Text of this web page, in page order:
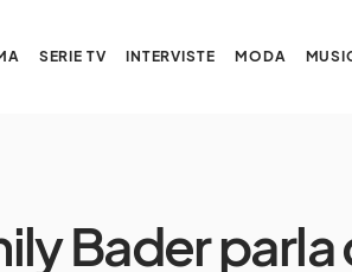
SERIE TV INTERVISTE MODA
Bader